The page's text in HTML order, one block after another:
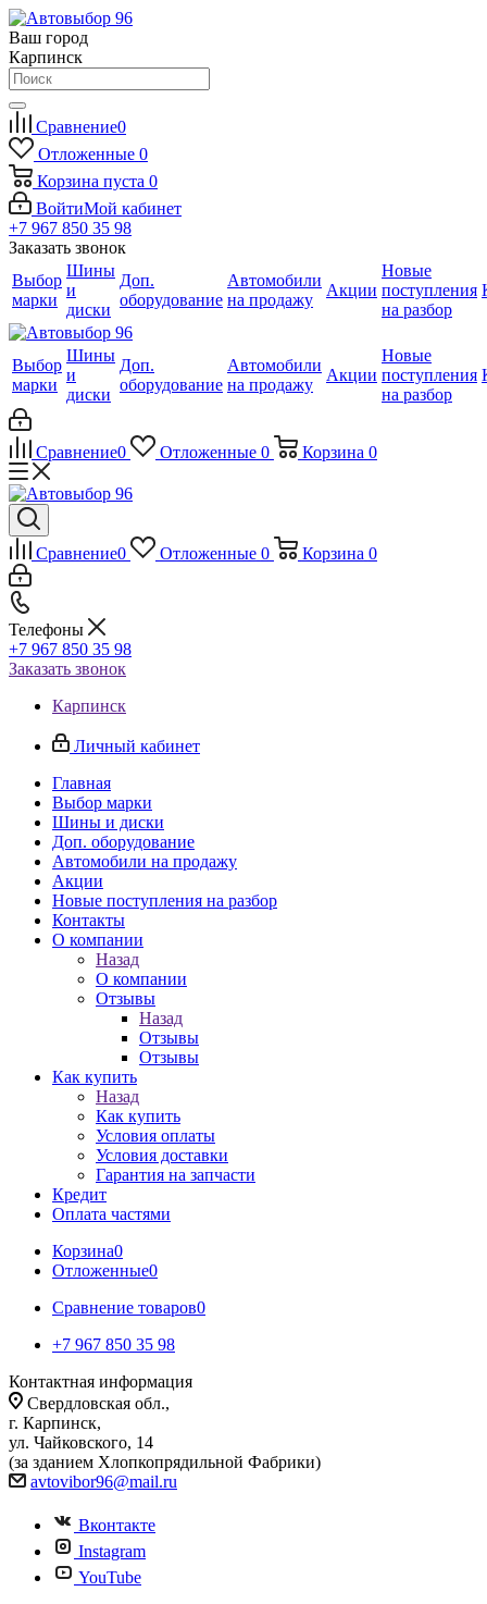
Ваш город
Карпинск
Сравнение0
Отложенные 0
Корзина пуста 0
ВойтиМой кабинет
+7 967 850 35 98
Заказать звонок
Выбор
марки
Шины
и
диски
Доп.
оборудование
Автомобили
на продажу
Акции
Новые
поступления
на разбор
Выбор
марки
Шины
и
диски
Доп.
оборудование
Автомобили
на продажу
Акции
Новые
поступления
на разбор
Сравнение0 Отложенные 0 Корзина 0
Сравнение0 Отложенные 0 Корзина 0
Телефоны
+7 967 850 35 98
Заказать звонок
Карпинск
Личный кабинет
Главная
Выбор марки
Шины и диски
Доп. оборудование
Автомобили на продажу
Акции
Новые поступления на разбор
Контакты
О компании
Назад
О компании
Отзывы
Назад
Отзывы
Отзывы
Как купить
Назад
Как купить
Условия оплаты
Условия доставки
Гарантия на запчасти
Кредит
Оплата частями
Корзина0
Отложенные0
Сравнение товаров0
+7 967 850 35 98
Контактная информация
Свердловская обл.,
г. Карпинск,
ул. Чайковского, 14
(за зданием Хлопкопрядильной Фабрики)
avtovibor96@mail.ru
Вконтакте
Instagram
YouTube